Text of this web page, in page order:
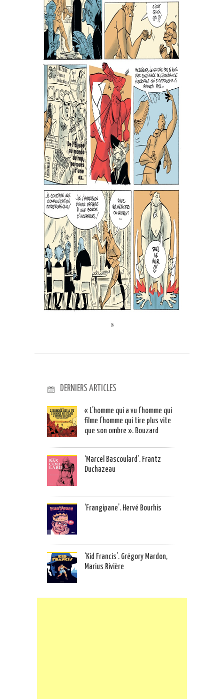
DERNIERS ARTICLES
« L’homme qui a vu l’homme qui
filme l’homme qui tire plus vite
que son ombre ». Bouzard
‘Marcel Bascoulard’. Frantz
Duchazeau
‘Frangipane’. Hervé Bourhis
‘Kid Francis’. Grégory Mardon,
Marius Rivière